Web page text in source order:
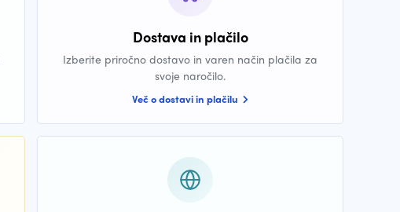
Dostava in plačilo
Izberite priročno dostavo in varen način plačila za
svoje naročilo.
Več o dostavi in plačilu